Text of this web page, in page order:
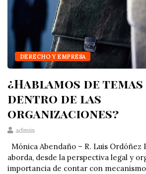
DERECHO Y EMPRESA
¿Hablamos de
dentro de las
organizaciones?
admin
Mónica Abendaño – R. Luis Ordóñez
aborda, desde la perspectiva legal y
importancia de contar con